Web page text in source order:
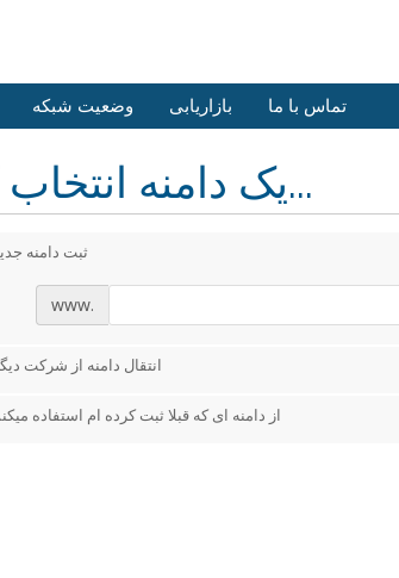
وضعیت شبکه بازاریابی تماس با ما
یک دامنه انتخاب کنید...
ثبت دامنه
www.
انتقال دامنه از شرکت
از دامنه ای که قبلا ثبت کرده ام استفاده